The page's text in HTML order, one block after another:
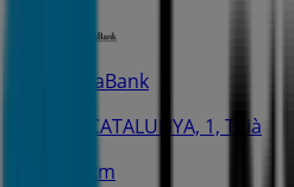
CaixaBank
PL. CATALUNYA, 1, Teià
2.2 km